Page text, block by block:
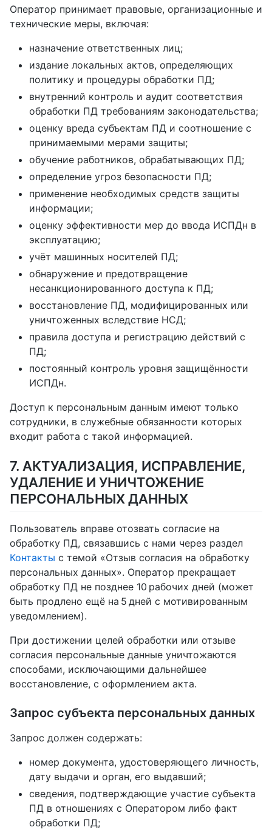
Оператор принимает правовые, организационные и
технические меры, включая:
назначение ответственных лиц;
издание локальных актов, определяющих
политику и процедуры обработки ПД;
внутренний контроль и аудит соответствия
обработки ПД требованиям законодательства;
оценку вреда субъектам ПД и соотношение с
принимаемыми мерами защиты;
обучение работников, обрабатывающих ПД;
определение угроз безопасности ПД;
применение необходимых средств защиты
информации;
оценку эффективности мер до ввода ИСПДн в
эксплуатацию;
учёт машинных носителей ПД;
обнаружение и предотвращение
несанкционированного доступа к ПД;
восстановление ПД, модифицированных или
уничтоженных вследствие НСД;
правила доступа и регистрацию действий с
ПД;
постоянный контроль уровня защищённости
ИСПДн.
Доступ к персональным данным имеют только
сотрудники, в служебные обязанности которых
входит работа с такой информацией.
7. АКТУАЛИЗАЦИЯ, ИСПРАВЛЕНИЕ,
УДАЛЕНИЕ И УНИЧТОЖЕНИЕ
ПЕРСОНАЛЬНЫХ ДАННЫХ
Пользователь вправе отозвать согласие на
обработку ПД, связавшись с нами через раздел
Контакты с темой «Отзыв согласия на обработку
персональных данных». Оператор прекращает
обработку ПД не позднее 10 рабочих дней (может
быть продлено ещё на 5 дней с мотивированным
уведомлением).
При достижении целей обработки или отзыве
согласия персональные данные уничтожаются
способами, исключающими дальнейшее
восстановление, с оформлением акта.
Запрос субъекта персональных данных
Запрос должен содержать:
номер документа, удостоверяющего личность,
дату выдачи и орган, его выдавший;
сведения, подтверждающие участие субъекта
ПД в отношениях с Оператором либо факт
обработки ПД;